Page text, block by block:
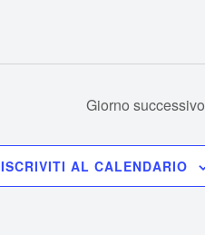
Giorno successivo
ISCRIVITI AL CALENDARIO